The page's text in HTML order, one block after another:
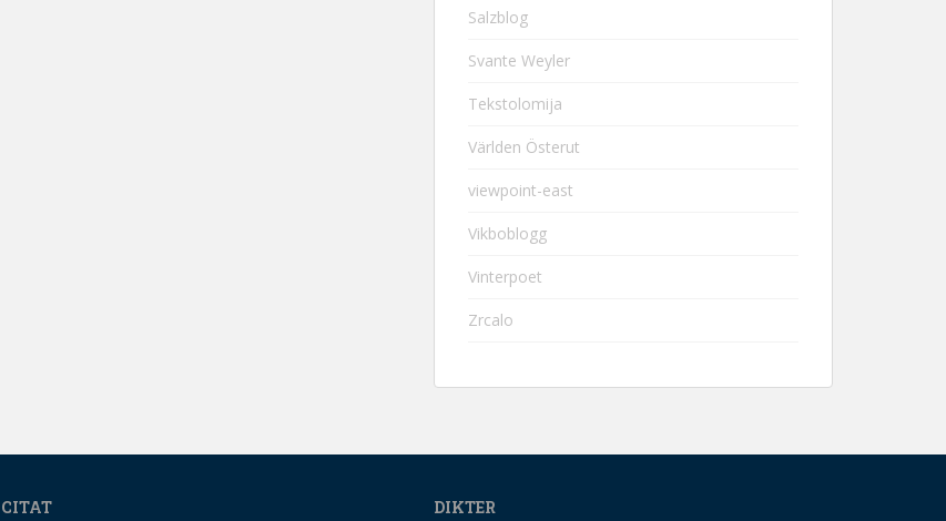
Salzblog
Svante Weyler
Tekstolomija
Världen Österut
viewpoint-east
Vikboblogg
Vinterpoet
Zrcalo
CITAT DIKTER